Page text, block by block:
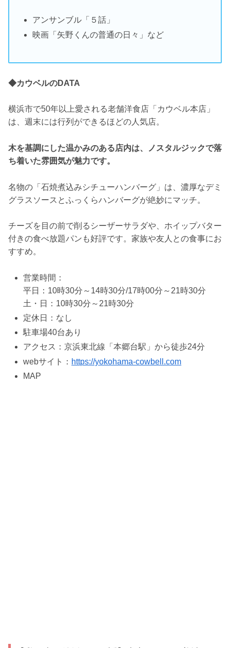
アンサンブル「５話」
映画「矢野くんの普通の日々」など
◆カウベルのDATA
横浜市で50年以上愛される老舗洋食店「カウベル本店」
は、週末には行列ができるほどの人気店。
木を基調にした温かみのある店内は、ノスタルジックで落
ち着いた雰囲気が魅力です。
名物の「石焼煮込みシチューハンバーグ」は、濃厚なデミ
グラスソースとふっくらハンバーグが絶妙にマッチ。
チーズを目の前で削るシーザーサラダや、ホイップバター
付きの食べ放題パンも好評です。家族や友人との食事にお
すすめ。
営業時間：
平日：10時30分～14時30分/17時00分～21時30分
土・日：10時30分～21時30分
定休日：なし
駐車場40台あり
アクセス：京浜東北線「本郷台駅」から徒歩24分
webサイト： https://yokohama-cowbell.com
MAP